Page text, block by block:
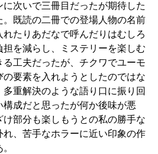
に次いで三冊目だったが期待した
。既読の二冊での登場人物の名前
れたりあだなで呼んだりはむしろ
担を減らし、ミステリーを楽しむ
る工夫だったが、チクワでユーモ
の要素を入れようとしたのではな
重解決のような語り口に振り回
構成だと思ったが何か後味が悪
け部分も楽しもうとの私の勝手な
れ、苦手なホラーに近い印象の作